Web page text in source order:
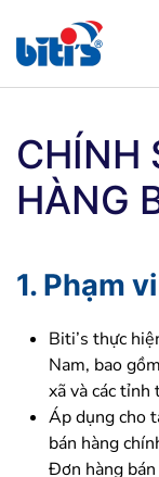
Skip
to
content
CHÍNH
HÀNG
1. Phạm
Biti’s thực
Nam, bao
xã và các tỉnh
Áp dụng cho
bán hàng
Đơn hàng